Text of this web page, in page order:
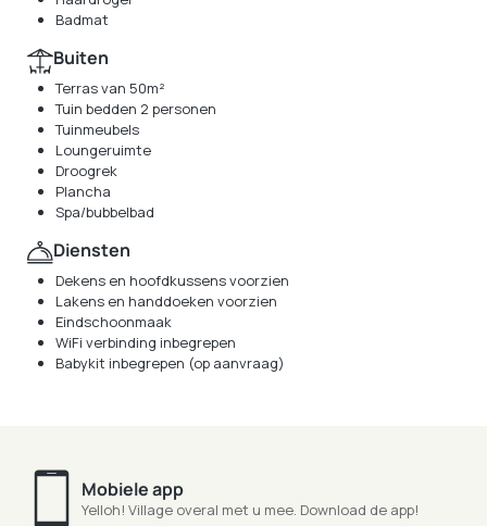
Badmat
Buiten
Terras van 50m²
Tuin bedden 2 personen
Tuinmeubels
Loungeruimte
Droogrek
Plancha
Spa/bubbelbad
Diensten
Dekens en hoofdkussens voorzien
Lakens en handdoeken voorzien
Eindschoonmaak
WiFi verbinding inbegrepen
Babykit inbegrepen (op aanvraag)
Mobiele app
Yelloh! Village overal met u mee. Download de app!